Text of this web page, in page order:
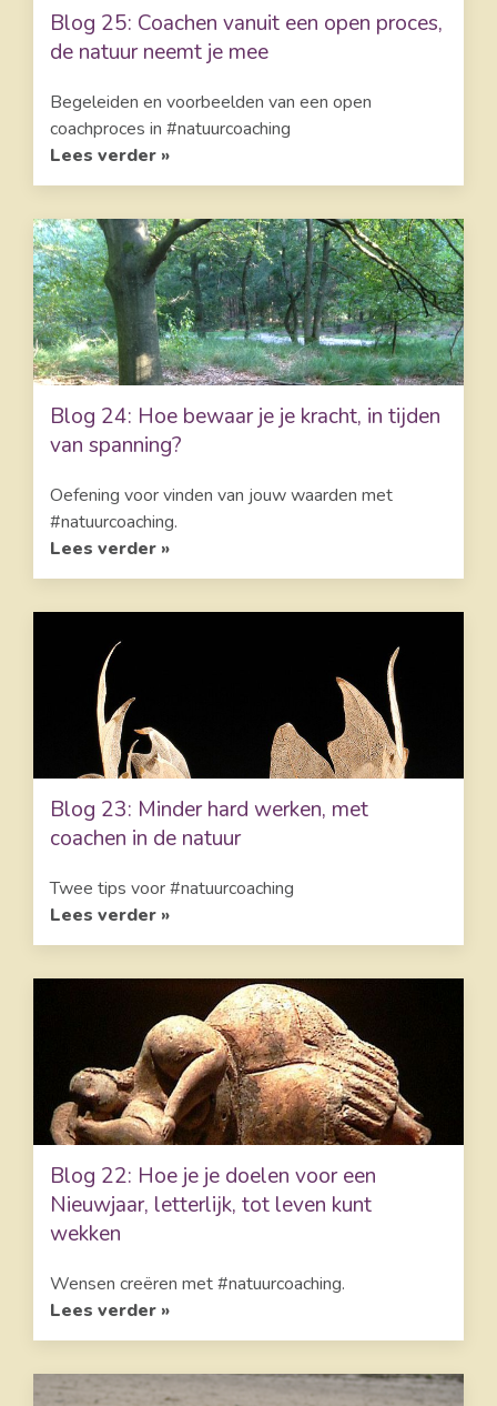
Blog 25: Coachen vanuit een open proces,
de natuur neemt je mee
Begeleiden en voorbeelden van een open
coachproces in #natuurcoaching
Lees verder »
Blog 24: Hoe bewaar je je kracht, in tijden
van spanning?
Oefening voor vinden van jouw waarden met
#natuurcoaching.
Lees verder »
Blog 23: Minder hard werken, met
coachen in de natuur
Twee tips voor #natuurcoaching
Lees verder »
Blog 22: Hoe je je doelen voor een
Nieuwjaar, letterlijk, tot leven kunt
wekken
Wensen creëren met #natuurcoaching.
Lees verder »